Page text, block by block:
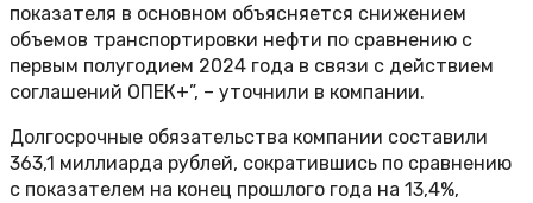
показателя в основном объясняется снижением
объемов транспортировки нефти по сравнению с
первым полугодием 2024 года в связи с действием
соглашений ОПЕК+”, – уточнили в компании.
Долгосрочные обязательства компании составили
363,1 миллиарда рублей, сократившись по сравнению
с показателем на конец прошлого года на 13,4%,